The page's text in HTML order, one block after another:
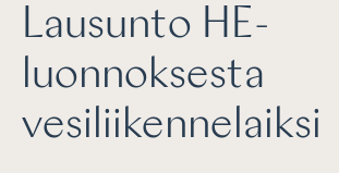
Lausunto HE-
luonnoksesta
vesiliikennelaiksi